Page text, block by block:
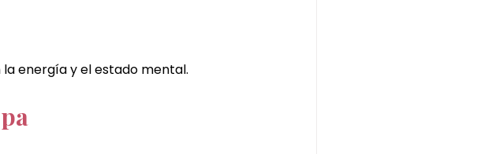
energía y el estado mental.